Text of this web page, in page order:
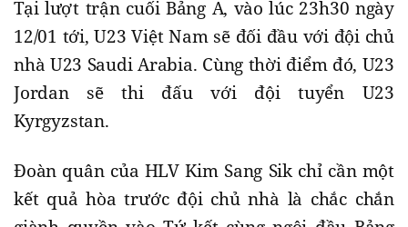
Tại lượt trận cuối Bảng A, vào lúc 23h30 ngày
12/01 tới, U23 Việt Nam sẽ đối đầu với đội chủ
nhà U23 Saudi Arabia. Cùng thời điểm đó, U23
Jordan sẽ thi đấu với đội tuyển U23
Kyrgyzstan.
Đoàn quân của HLV Kim Sang Sik chỉ cần một
kết quả hòa trước đội chủ nhà là chắc chắn